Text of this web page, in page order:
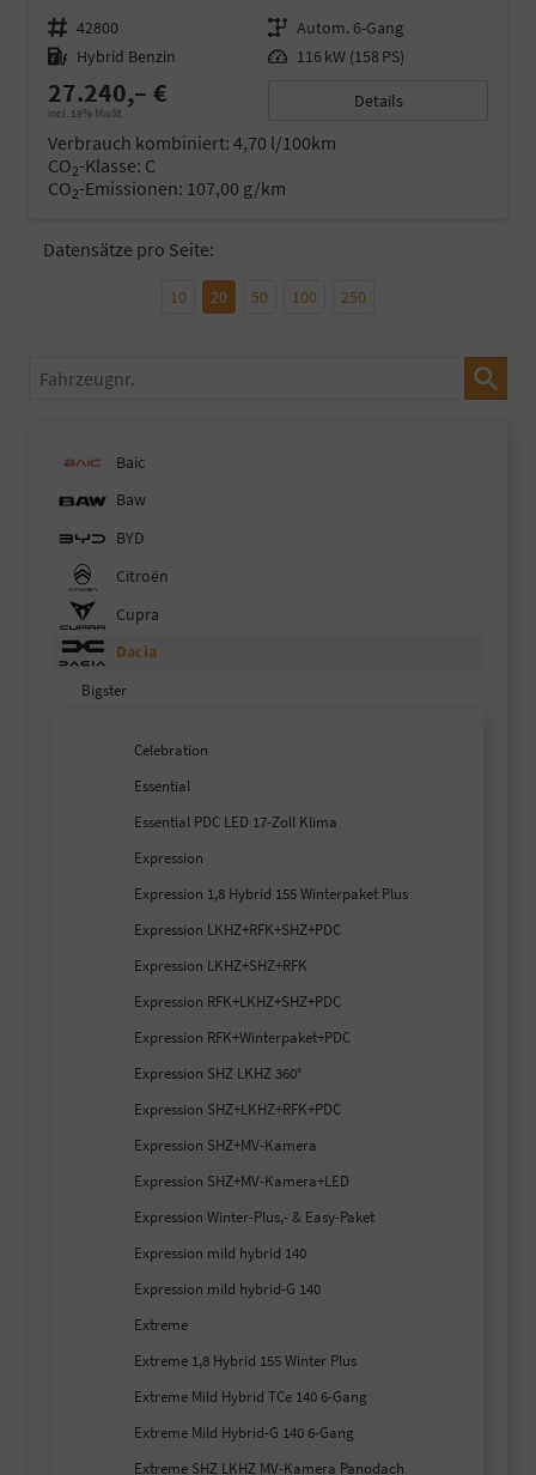
Fahrzeugnr. 42800 Getriebe Autom. 6-Gang
Kraftstoff Hybrid Benzin Leistung 116 kW (158 PS)
27.240,– €
incl. 19% MwSt.
Details
Verbrauch kombiniert: 4,70 l/100km
CO2-Klasse: C
CO2-Emissionen: 107,00 g/km
Datensätze pro Seite:
10 20 50 100 250
Fahrzeugnr.
Baic
Baw
BYD
Citroën
Cupra
Dacia
Bigster
Celebration
Essential
Essential PDC LED 17-Zoll Klima
Expression
Expression 1,8 Hybrid 155 Winterpaket Plus
Expression LKHZ+RFK+SHZ+PDC
Expression LKHZ+SHZ+RFK
Expression RFK+LKHZ+SHZ+PDC
Expression RFK+Winterpaket+PDC
Expression SHZ LKHZ 360°
Expression SHZ+LKHZ+RFK+PDC
Expression SHZ+MV-Kamera
Expression SHZ+MV-Kamera+LED
Expression Winter-Plus,- & Easy-Paket
Expression mild hybrid 140
Expression mild hybrid-G 140
Extreme
Extreme 1,8 Hybrid 155 Winter Plus
Extreme Mild Hybrid TCe 140 6-Gang
Extreme Mild Hybrid-G 140 6-Gang
Extreme SHZ LKHZ MV-Kamera Panodach